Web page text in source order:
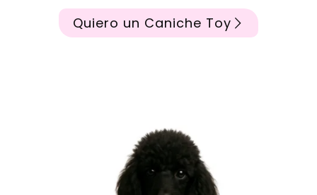
Quiero un Caniche Toy